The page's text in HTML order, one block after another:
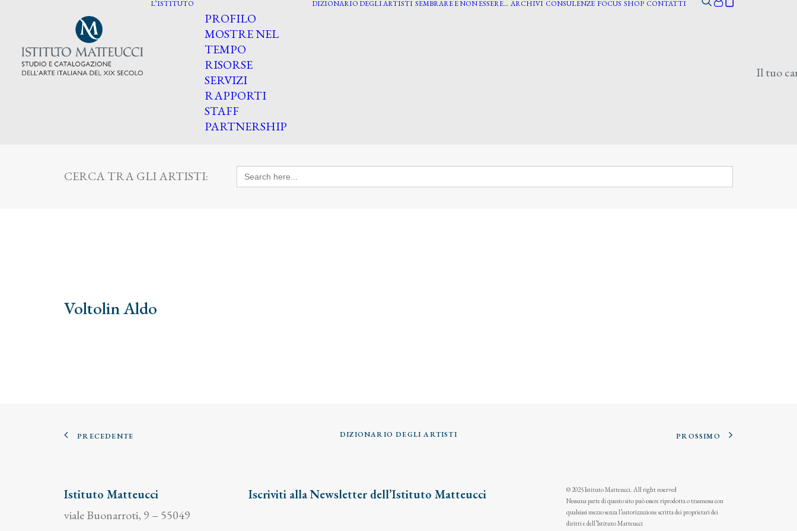
L’ISTITUTO
PROFILO
MOSTRE NEL
TEMPO
RISORSE
SERVIZI
RAPPORTI
STAFF
PARTNERSHIP
DIZIONARIO DEGLI ARTISTI SEMBRARE E NON ESSERE… ARCHIVI CONSULENZE FOCUS SHOP CONTATTI
Il tuo
CERCA TRA GLI ARTISTI: Search
for:
Voltolin Aldo
PRECEDENTE DIZIONARIO DEGLI ARTISTI PROSSIMO
Istituto Matteucci
viale Buonarroti, 9 – 55049
Iscriviti alla Newsletter dell’Istituto Matteucci
© 2025 Istituto Matteucci. All right reserved
Nessuna parte di questo sito può essere riprodotta o trasmessa con
qualsiasi mezzo senza l’autorizzazione scritta dei proprietari dei
diritti e dell’Istituto Matteucci